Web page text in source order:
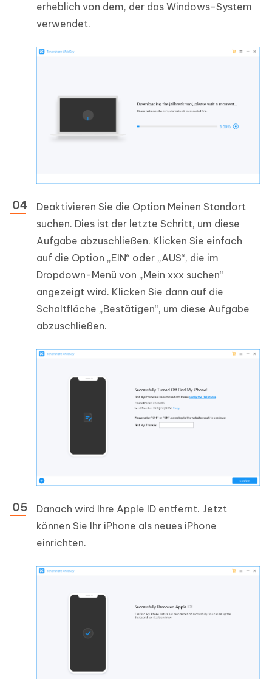
erheblich von dem, der das Windows-System
verwendet.
Deaktivieren Sie die Option Meinen Standort
suchen. Dies ist der letzte Schritt, um diese
Aufgabe abzuschließen. Klicken Sie einfach
auf die Option „EIN“ oder „AUS“, die im
Dropdown-Menü von „Mein xxx suchen“
angezeigt wird. Klicken Sie dann auf die
Schaltfläche „Bestätigen“, um diese Aufgabe
abzuschließen.
Danach wird Ihre Apple ID entfernt. Jetzt
können Sie Ihr iPhone als neues iPhone
einrichten.